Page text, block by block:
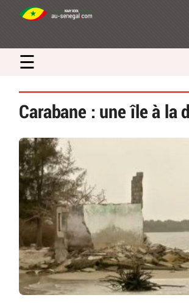
☰
Carabane : une île à la